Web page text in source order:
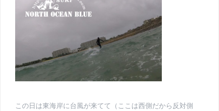
この日は東海岸に台風が来てて（ここは西側だから反対側